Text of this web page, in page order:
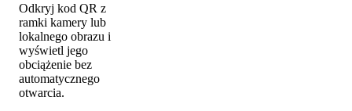
Odkryj kod QR z
ramki kamery lub
lokalnego obrazu i
wyświetl jego
obciążenie bez
automatycznego
otwarcia.